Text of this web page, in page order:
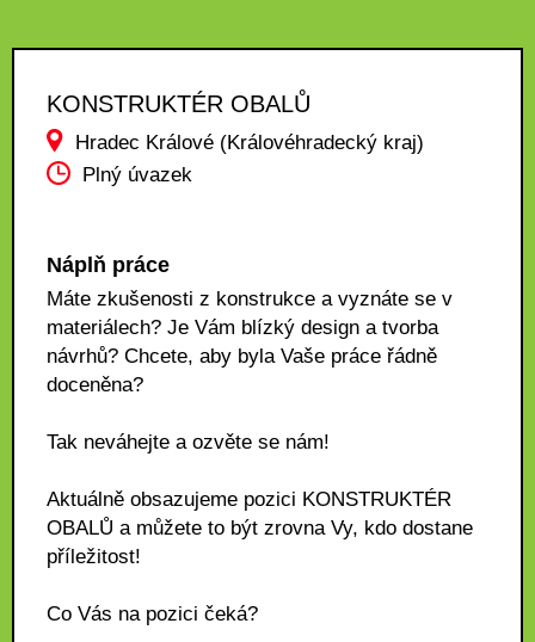
KONSTRUKTÉR OBALŮ
Hradec Králové (Královéhradecký kraj)
Plný úvazek
Náplň práce
Máte zkušenosti z konstrukce a vyznáte se v
materiálech? Je Vám blízký design a tvorba
návrhů? Chcete, aby byla Vaše práce řádně
doceněna?
Tak neváhejte a ozvěte se nám!
Aktuálně obsazujeme pozici KONSTRUKTÉR
OBALŮ a můžete to být zrovna Vy, kdo dostane
příležitost!
Co Vás na pozici čeká?